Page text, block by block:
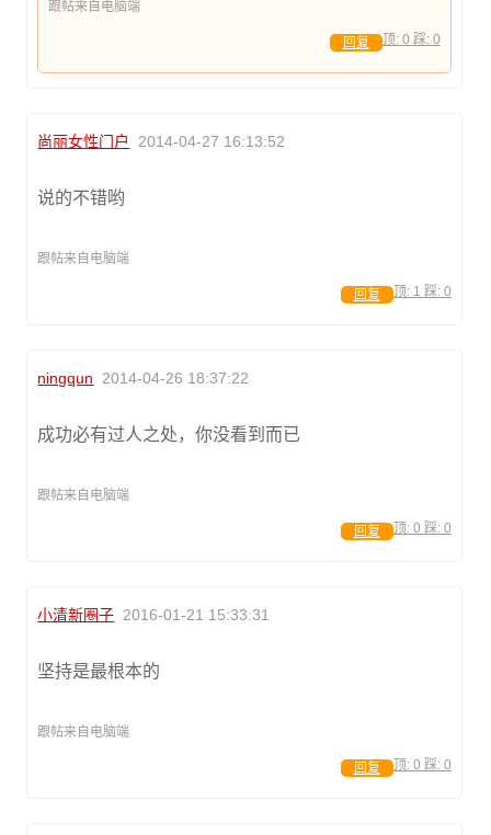
跟帖来自电脑端
顶: 0 踩: 0
回复
尚丽女性门户 2014-04-27 16:13:52
说的不错哟
跟帖来自电脑端
顶: 1 踩: 0
回复
ningqun 2014-04-26 18:37:22
成功必有过人之处，你没看到而已
跟帖来自电脑端
顶: 0 踩: 0
回复
小清新圈子 2016-01-21 15:33:31
坚持是最根本的
跟帖来自电脑端
顶: 0 踩: 0
回复